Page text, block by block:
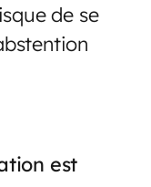
de se
est